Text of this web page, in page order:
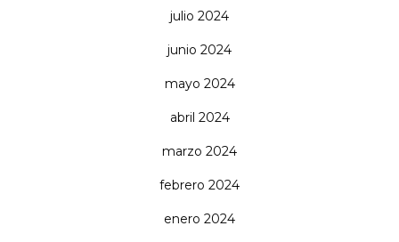
julio 2024
junio 2024
mayo 2024
abril 2024
marzo 2024
febrero 2024
enero 2024